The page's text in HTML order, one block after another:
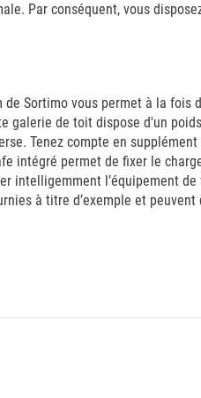
Par conséquent, vous
Sortimo vous permet à la
de toit dispose d'un
Tenez compte en
intégré permet de fixer le
intelligemment l’équipement
à titre d’exemple et